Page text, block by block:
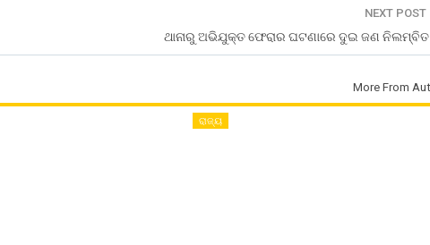
NEXT POST
ଥାନାରୁ ଅଭିଯୁକ୍ତ ଫେରାର ଘଟଣାରେ ଦୁଇ ଜଣ
More From
ରାଜ୍ୟ